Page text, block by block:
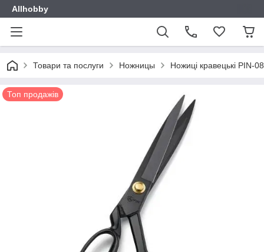
Allhobby
Товари та послуги Ножницы Ножиці кравецькі PIN-
Топ продажів